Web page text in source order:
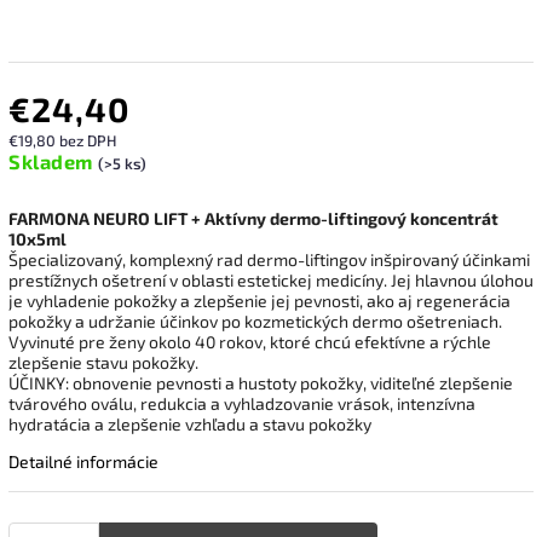
€24,40
€19,80 bez DPH
Skladem (>5 ks)
FARMONA NEURO LIFT + Aktívny dermo-liftingový koncentrát
10x5ml
Špecializovaný, komplexný rad dermo-liftingov inšpirovaný účinkami
prestížnych ošetrení v oblasti estetickej medicíny. Jej hlavnou úlohou
je vyhladenie pokožky a zlepšenie jej pevnosti, ako aj regenerácia
pokožky a udržanie účinkov po kozmetických dermo ošetreniach.
Vyvinuté pre ženy okolo 40 rokov, ktoré chcú efektívne a rýchle
zlepšenie stavu pokožky.
ÚČINKY: obnovenie pevnosti a hustoty pokožky, viditeľné zlepšenie
tvárového oválu, redukcia a vyhladzovanie vrások, intenzívna
hydratácia a zlepšenie vzhľadu a stavu pokožky
Detailné informácie